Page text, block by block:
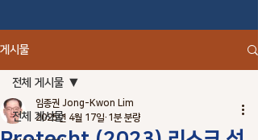
게시물
전체 게시물
전체 게시물
임종권 Jong-Kwon Lim
2025년 4월 17일 1분 분량